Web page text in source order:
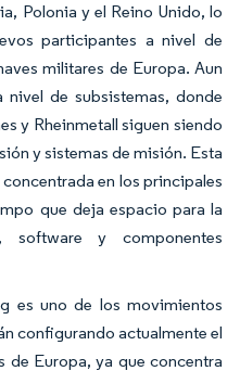
Polonia y el Reino Unido, lo
participantes a nivel de
militares de Europa. Aun
de subsistemas, donde
y Rheinmetall siguen siendo
y sistemas de misión. Esta
en los principales
que deja espacio para la
software y componentes
es uno de los movimientos
configurando actualmente el
de Europa, ya que concentra